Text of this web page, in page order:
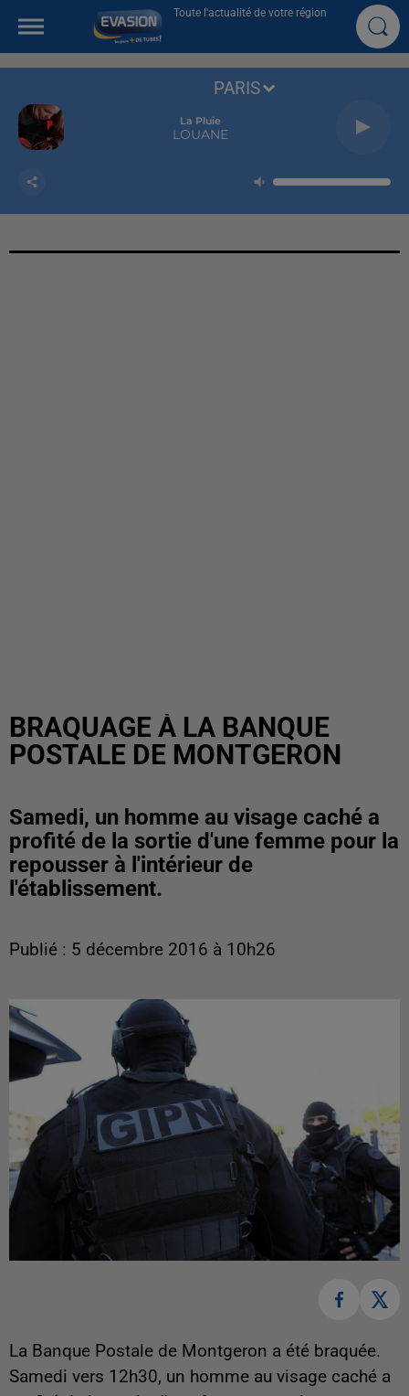
Toute l'actualité de votre région
La Pluie
LOUANE
PARIS
BRAQUAGE À LA BANQUE
POSTALE DE MONTGERON
Samedi, un homme au visage caché a
profité de la sortie d'une femme pour la
repousser à l'intérieur de
l'établissement.
Publié : 5 décembre 2016 à 10h26
La Banque Postale de Montgeron a été braquée.
Samedi vers 12h30, un homme au visage caché a